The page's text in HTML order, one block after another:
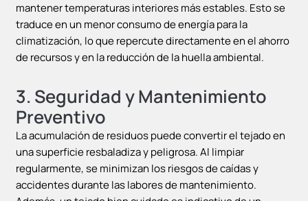
mantener temperaturas interiores más estables. Esto se
traduce en un menor consumo de energía para la
climatización, lo que repercute directamente en el ahorro
de recursos y en la reducción de la huella ambiental.
3. Seguridad y Mantenimiento
Preventivo
La acumulación de residuos puede convertir el tejado en
una superficie resbaladiza y peligrosa. Al limpiar
regularmente, se minimizan los riesgos de caídas y
accidentes durante las labores de mantenimiento.